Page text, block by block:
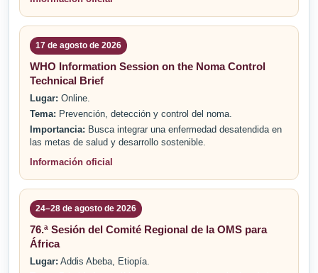
17 de agosto de 2026
WHO Information Session on the Noma Control
Technical Brief
Lugar: Online.
Tema: Prevención, detección y control del noma.
Importancia: Busca integrar una enfermedad desatendida en
las metas de salud y desarrollo sostenible.
Información oficial
24–28 de agosto de 2026
76.ª Sesión del Comité Regional de la OMS para
África
Lugar: Addis Abeba, Etiopía.